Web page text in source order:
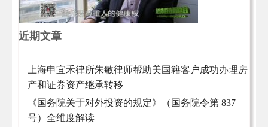
近期文章
上海申宜禾律所朱敏律师帮助美国籍客户成功办理房
产和证券资产继承转移
《国务院关于对外投资的规定》（国务院令第 837
号）全维度解读